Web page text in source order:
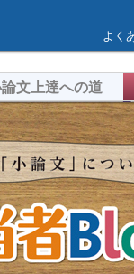
よく
文上達への道